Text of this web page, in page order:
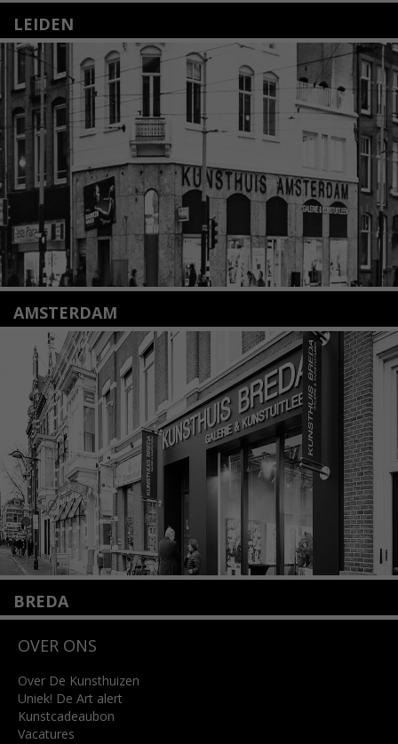
LEIDEN
Nieuwstraat 35
2312 KA Leiden
+31(0)71 – 52 84 480
info@kunsthuisleiden.nl
Lees meer
AMSTERDAM
Amstelveenseweg 135
1075 VX Amsterdam
+31 (0)20 2332546
info@kunsthuisamsterdam.nl
Lees meer
BREDA
4818 SB Breda
info@kunsthuisbreda.nl
Lees meer
OVER ONS
Over De Kunsthuizen
Uniek! De Art alert
Kunstcadeaubon
Vacatures